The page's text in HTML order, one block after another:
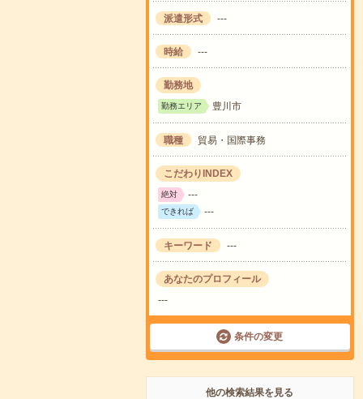
派遣形式 ---
時給 ---
勤務地
勤務エリア 豊川市
職種 貿易・国際事務
こだわりINDEX
絶対 ---
できれば ---
キーワード ---
あなたのプロフィール
---
条件の変更
他の検索結果を見る